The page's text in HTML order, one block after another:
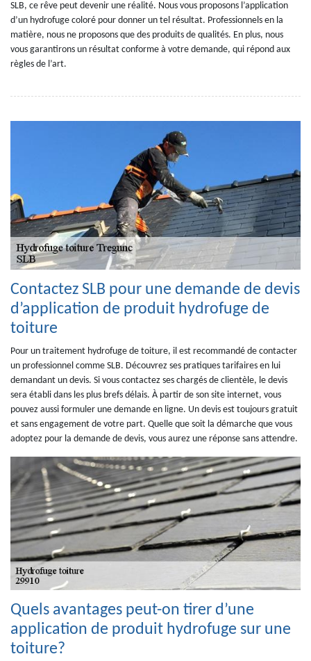
SLB, ce rêve peut devenir une réalité. Nous vous proposons l’application
d’un hydrofuge coloré pour donner un tel résultat. Professionnels en la
matière, nous ne proposons que des produits de qualités. En plus, nous
vous garantirons un résultat conforme à votre demande, qui répond aux
règles de l’art.
Contactez SLB pour une demande de devis
d’application de produit hydrofuge de
toiture
Pour un traitement hydrofuge de toiture, il est recommandé de contacter
un professionnel comme SLB. Découvrez ses pratiques tarifaires en lui
demandant un devis. Si vous contactez ses chargés de clientèle, le devis
sera établi dans les plus brefs délais. À partir de son site internet, vous
pouvez aussi formuler une demande en ligne. Un devis est toujours gratuit
et sans engagement de votre part. Quelle que soit la démarche que vous
adoptez pour la demande de devis, vous aurez une réponse sans attendre.
Quels avantages peut-on tirer d’une
application de produit hydrofuge sur une
toiture?